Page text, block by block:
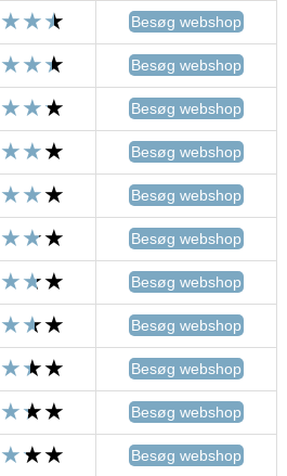
Besøg webshop
Besøg webshop
Besøg webshop
Besøg webshop
Besøg webshop
Besøg webshop
Besøg webshop
Besøg webshop
Besøg webshop
Besøg webshop
Besøg webshop